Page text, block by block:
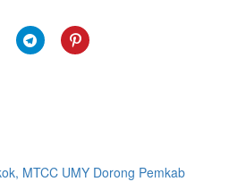
MTCC UMY Dorong Pemkab